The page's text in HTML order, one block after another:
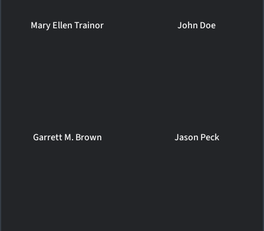
Mary Ellen Trainor John Doe
Garrett M. Brown Jason Peck